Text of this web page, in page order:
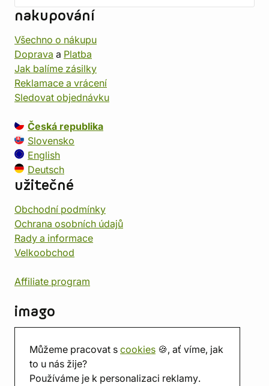
Můžeme pracovat s cookies 🍪, ať víme, jak
to u nás žije?
Používáme je k personalizaci reklamy.
nakupování
Všechno o nákupu
Doprava a Platba
Jak balíme zásilky
Reklamace a vrácení
Sledovat objednávku
Česká republika
Slovensko
English
Deutsch
užitečné
Obchodní podmínky
Ochrana osobních údajů
Rady a informace
Velkoobchod
Affiliate program
imago
Prodejna
Herna
O nás